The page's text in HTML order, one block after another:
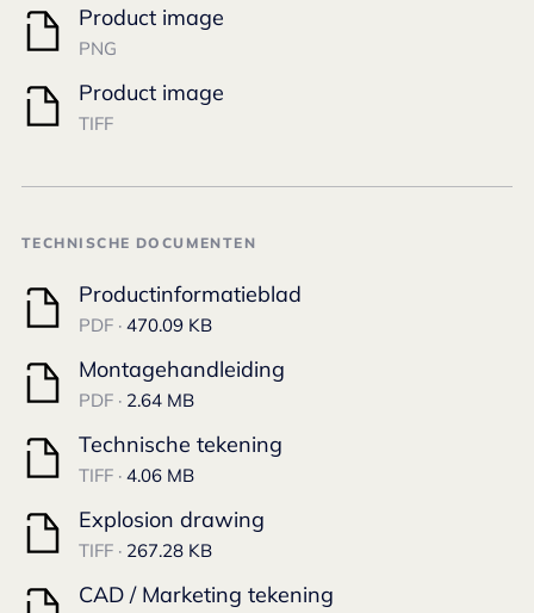
Product image
PNG
Product image
TIFF
TECHNISCHE DOCUMENTEN
Productinformatieblad
PDF · 470.09 KB
Montagehandleiding
PDF · 2.64 MB
Technische tekening
TIFF · 4.06 MB
Explosion drawing
TIFF · 267.28 KB
CAD / Marketing tekening